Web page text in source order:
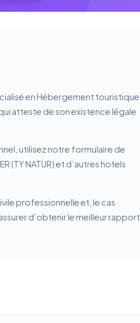
en Hébergement touristique.
atteste de son existence légale
utilisez notre formulaire de
(TY NATUR) et d’autres hotels
professionnelle et, le cas
d’obtenir le meilleur rapport